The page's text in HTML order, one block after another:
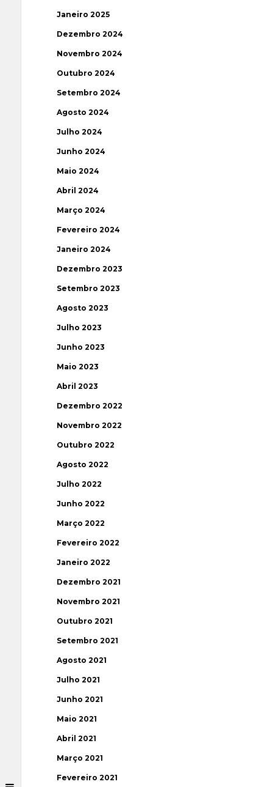
Janeiro 2025
Dezembro 2024
Novembro 2024
Outubro 2024
Setembro 2024
Agosto 2024
Julho 2024
Junho 2024
Maio 2024
Abril 2024
Março 2024
Fevereiro 2024
Janeiro 2024
Dezembro 2023
Setembro 2023
Agosto 2023
Julho 2023
Junho 2023
Maio 2023
Abril 2023
Dezembro 2022
Novembro 2022
Outubro 2022
Agosto 2022
Julho 2022
Junho 2022
Março 2022
Fevereiro 2022
Janeiro 2022
Dezembro 2021
Novembro 2021
Outubro 2021
Setembro 2021
Agosto 2021
Julho 2021
Junho 2021
Maio 2021
Abril 2021
Março 2021
Fevereiro 2021